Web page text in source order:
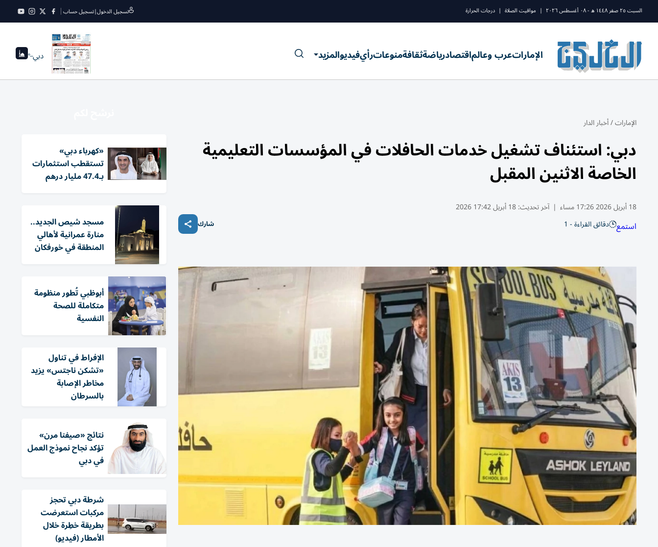
السبت ٢٥ صفر ١٤٤٨ ه - ٠٨ أغسطس ٢٠٢٦ | مواقيت الصلاة | درجات الحرارة تسجيل الدخول|تسجيل حساب
الإماراتعرب وعالماقتصادرياضةثقافةمنوعاترأيفيديوالمزيد دبي--°
الإمارات/أخبار الدار
دبي: استئناف تشغيل خدمات الحافلات في المؤسسات التعليمية
الخاصة الاثنين المقبل
18 أبريل 2026 17:26 مساء | آخر تحديث:18 أبريل 17:42 2026
استمع دقائق القراءة - 1 شارك
«كهرباء دبي»
تستقطب استثمارات
بـ47.4 مليار درهم
مسجد شيص الجديد..
منارة عمرانية لأهالي
المنطقة في خورفكان
أبوظبي تُطور منظومة
متكاملة للصحة
النفسية
الإفراط في تناول
«تشكن ناجتس» يزيد
مخاطر الإصابة
بالسرطان
نتائج «صيفنا مرن»
تؤكد نجاح نموذج العمل
في دبي
شرطة دبي تحجز
مركبات استعرضت
بطريقة خطِرة خلال
الأمطار (فيديو)